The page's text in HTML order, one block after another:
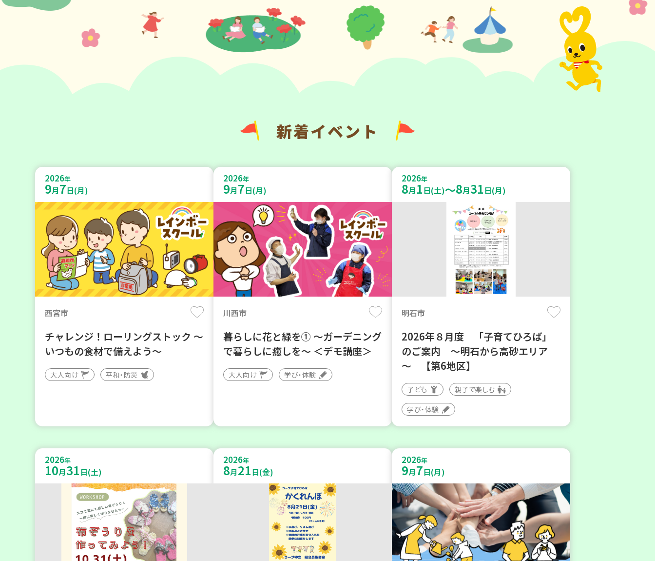
新着イベント
2026年
9月7日(月)
西宮市
チャレンジ！ローリングストック ～
いつもの食材で備えよう～
大人向け 平和・防災
2026年
9月7日(月)
川西市
暮らしに花と緑を① ～ガーデニング
で暮らしに癒しを～ ＜デモ講座＞
大人向け 学び・体験
2026年
8月 1日(土)～8月31日(月)
明石市
2026年８月度 「子育てひろば」
のご案内 ～明石から高砂エリア
～ 【第6地区】
子ども 親子で楽しむ
学び・体験
2026年
10月31日(土)
2026年
8月21日(金)
2026年
9月7日(月)